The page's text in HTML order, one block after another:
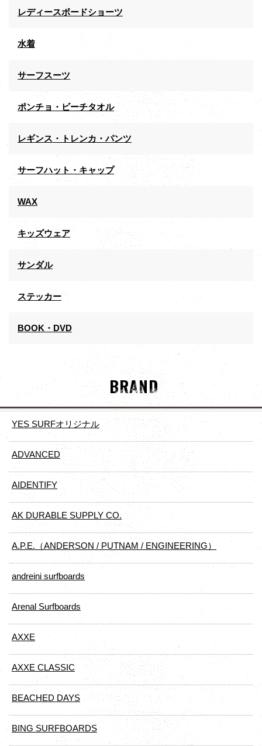
レディースボードショーツ
水着
サーフスーツ
ポンチョ・ビーチタオル
レギンス・トレンカ・パンツ
サーフハット・キャップ
WAX
キッズウェア
サンダル
ステッカー
BOOK・DVD
BRAND
YES SURFオリジナル
ADVANCED
AIDENTIFY
AK DURABLE SUPPLY CO.
A.P.E.（ANDERSON / PUTNAM / ENGINEERING）
andreini surfboards
Arenal Surfboards
AXXE
AXXE CLASSIC
BEACHED DAYS
BING SURFBOARDS